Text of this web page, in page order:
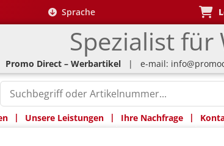
Spezialist für
Sprache
Promo Direct – Werbartikel | e-mail:
| Unsere Leistungen | Ihre Nachfrage |